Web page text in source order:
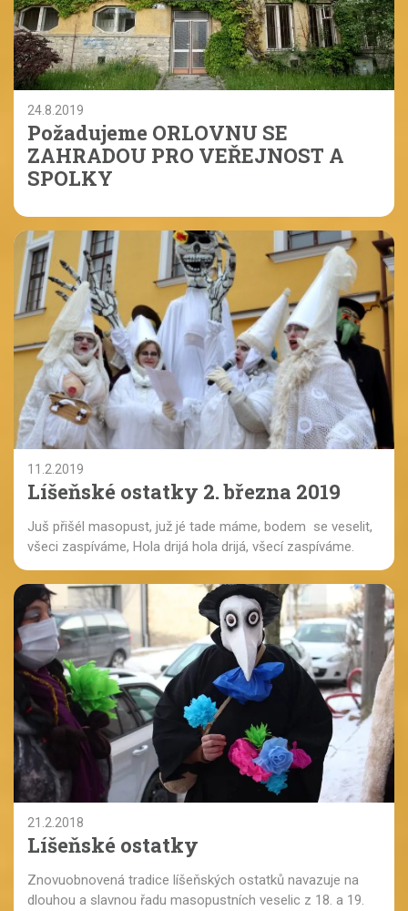
24.8.2019
Požadujeme ORLOVNU SE
ZAHRADOU PRO VEŘEJNOST A
SPOLKY
11.2.2019
Líšeňské ostatky 2. března 2019
Juš přišél masopust, juž jé tade máme, bodem se veselit,
všeci zaspíváme, Hola drijá hola drijá, všecí zaspíváme.
21.2.2018
Líšeňské ostatky
Znovuobnovená tradice líšeňských ostatků navazuje na
dlouhou a slavnou řadu masopustních veselic z 18. a 19.